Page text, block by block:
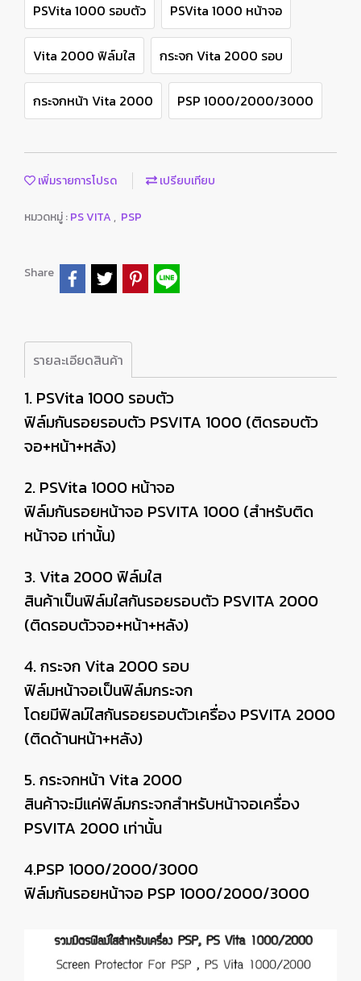
PSVita 1000 รอบตัว PSVita 1000 หน้าจอ
Vita 2000 ฟิล์มใส กระจก Vita 2000 รอบ
กระจกหน้า Vita 2000 PSP 1000/2000/3000
เพิ่มรายการโปรด เปรียบเทียบ
หมวดหมู่ :PS VITA , PSP
Share
รายละเอียดสินค้า
1. PSVita 1000 รอบตัว
ฟิล์มกันรอยรอบตัว PSVITA 1000 (ติดรอบตัว
จอ+หน้า+หลัง)
2. PSVita 1000 หน้าจอ
ฟิล์มกันรอยหน้าจอ PSVITA 1000 (สำหรับติด
หน้าจอ เท่านั้น)
3. Vita 2000 ฟิล์มใส
สินค้าเป็นฟิล์มใสกันรอยรอบตัว PSVITA 2000
(ติดรอบตัวจอ+หน้า+หลัง)
4. กระจก Vita 2000 รอบ
ฟิล์มหน้าจอเป็นฟิล์มกระจก
โดยมีฟิลม์ใสกันรอยรอบตัวเครื่อง PSVITA 2000
(ติดด้านหน้า+หลัง)
5. กระจกหน้า Vita 2000
สินค้าจะมีแค่ฟิล์มกระจกสำหรับหน้าจอเครื่อง
PSVITA 2000 เท่านั้น
4.PSP 1000/2000/3000
ฟิล์มกันรอยหน้าจอ PSP 1000/2000/3000